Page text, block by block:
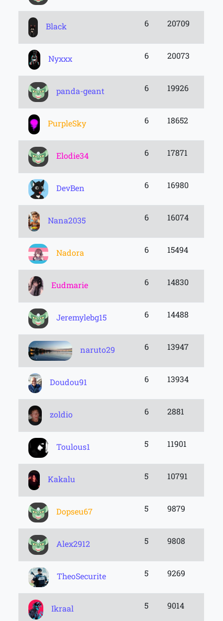
Black 6 20709
Nyxxx 6 20073
panda-geant 6 19926
PurpleSky 6 18652
Elodie34 6 17871
DevBen 6 16980
Nana2035 6 16074
Nadora 6 15494
Eudmarie 6 14830
Jeremylebg15 6 14488
naruto29 6 13947
Doudou91 6 13934
zoldio 6 2881
Toulous1 5 11901
Kakalu 5 10791
Dopseu67 5 9879
Alex2912 5 9808
TheoSecurite 5 9269
Ikraal 5 9014